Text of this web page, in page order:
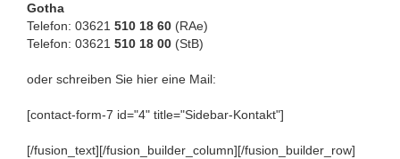
Gotha
Telefon: 03621 510 18 60 (RAe)
Telefon: 03621 510 18 00 (StB)
oder schreiben Sie hier eine Mail:
[contact-form-7 id="4" title="Sidebar-Kontakt"]
[/fusion_text][/fusion_builder_column][/fusion_builder_row]